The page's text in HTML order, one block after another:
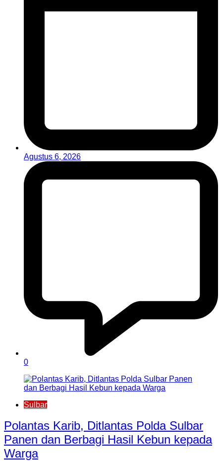
Agustus 6, 2026
0
Sulbar
Polantas Karib, Ditlantas Polda Sulbar
Panen dan Berbagi Hasil Kebun kepada
Warga